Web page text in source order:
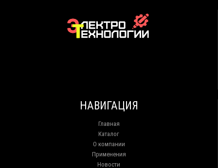
НАВИГАЦИЯ
Главная
Каталог
О компании
Применения
Новости